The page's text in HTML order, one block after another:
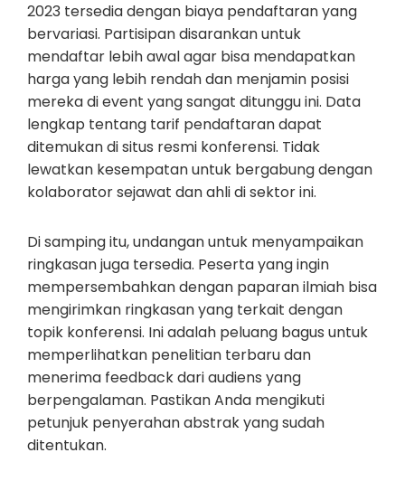
2023 tersedia dengan biaya pendaftaran yang
bervariasi. Partisipan disarankan untuk
mendaftar lebih awal agar bisa mendapatkan
harga yang lebih rendah dan menjamin posisi
mereka di event yang sangat ditunggu ini. Data
lengkap tentang tarif pendaftaran dapat
ditemukan di situs resmi konferensi. Tidak
lewatkan kesempatan untuk bergabung dengan
kolaborator sejawat dan ahli di sektor ini.
Di samping itu, undangan untuk menyampaikan
ringkasan juga tersedia. Peserta yang ingin
mempersembahkan dengan paparan ilmiah bisa
mengirimkan ringkasan yang terkait dengan
topik konferensi. Ini adalah peluang bagus untuk
memperlihatkan penelitian terbaru dan
menerima feedback dari audiens yang
berpengalaman. Pastikan Anda mengikuti
petunjuk penyerahan abstrak yang sudah
ditentukan.